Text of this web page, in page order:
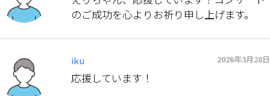
のご成功を心よりお祈り申し上げます。
iku 2026年3月28日
応援しています！